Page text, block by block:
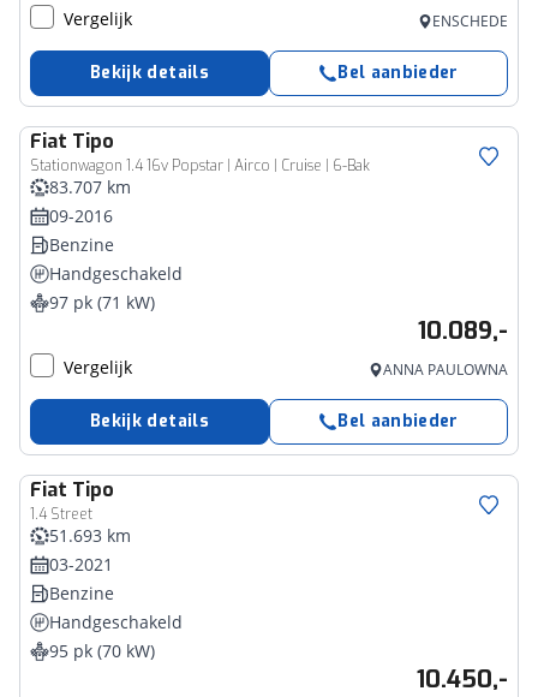
Vergelijk ENSCHEDE
Bekijk details Bel aanbieder
Fiat Tipo
Stationwagon 1.4 16v Popstar | Airco | Cruise | 6-Bak
83.707 km
09-2016
Benzine
Handgeschakeld
97 pk (71 kW)
10.089,-
Vergelijk ANNA PAULOWNA
Bekijk details Bel aanbieder
Fiat Tipo
1.4 Street
51.693 km
03-2021
Benzine
Handgeschakeld
95 pk (70 kW)
10.450,-